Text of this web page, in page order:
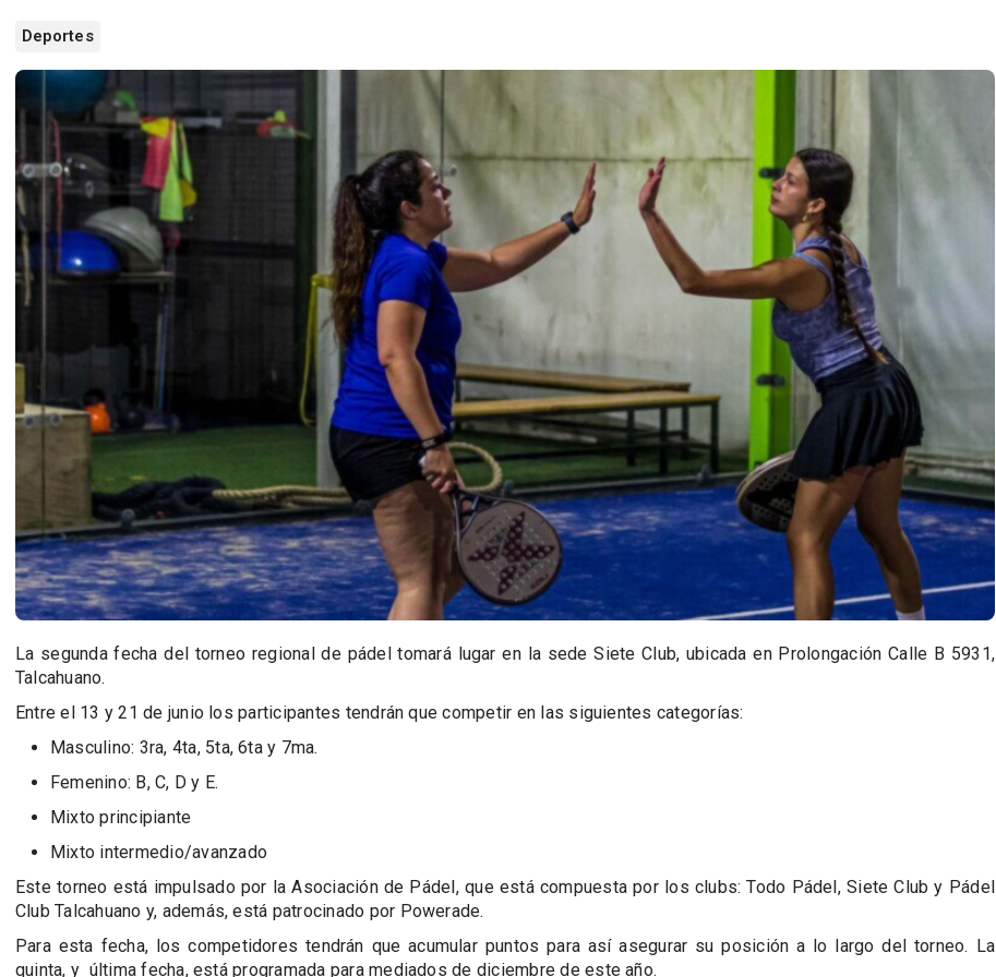
Deportes
La segunda fecha del torneo regional de pádel tomará lugar en la sede Siete Club, ubicada en Prolongación Calle B 5931,
Talcahuano.
Entre el 13 y 21 de junio los participantes tendrán que competir en las siguientes categorías:
Masculino: 3ra, 4ta, 5ta, 6ta y 7ma.
Femenino: B, C, D y E.
Mixto principiante
Mixto intermedio/avanzado
Este torneo está impulsado por la Asociación de Pádel, que está compuesta por los clubs: Todo Pádel, Siete Club y Pádel
Club Talcahuano y, además, está patrocinado por Powerade.
Para esta fecha, los competidores tendrán que acumular puntos para así asegurar su posición a lo largo del torneo. La
quinta, y última fecha, está programada para mediados de diciembre de este año.